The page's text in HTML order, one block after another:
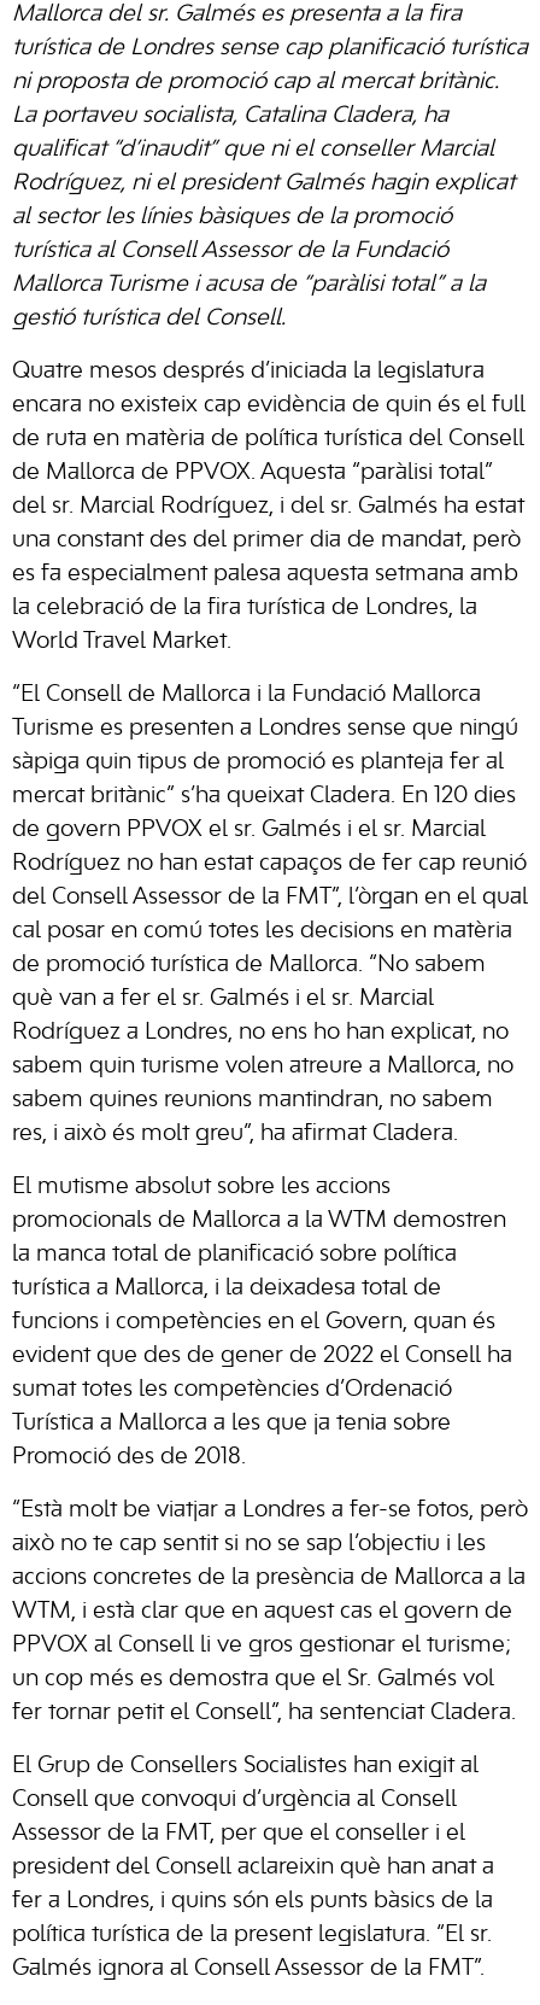
Mallorca del sr. Galmés es presenta a la fira
turística de Londres sense cap planificació turística
ni proposta de promoció cap al mercat britànic.
La portaveu socialista, Catalina Cladera, ha
qualificat “d’inaudit” que ni el conseller Marcial
Rodríguez, ni el president Galmés hagin explicat
al sector les línies bàsiques de la promoció
turística al Consell Assessor de la Fundació
Mallorca Turisme i acusa de “paràlisi total” a la
gestió turística del Consell.
Quatre mesos després d’iniciada la legislatura
encara no existeix cap evidència de quin és el full
de ruta en matèria de política turística del Consell
de Mallorca de PPVOX. Aquesta “paràlisi total”
del sr. Marcial Rodríguez, i del sr. Galmés ha estat
una constant des del primer dia de mandat, però
es fa especialment palesa aquesta setmana amb
la celebració de la fira turística de Londres, la
World Travel Market.
“El Consell de Mallorca i la Fundació Mallorca
Turisme es presenten a Londres sense que ningú
sàpiga quin tipus de promoció es planteja fer al
mercat britànic” s’ha queixat Cladera. En 120 dies
de govern PPVOX el sr. Galmés i el sr. Marcial
Rodríguez no han estat capaços de fer cap reunió
del Consell Assessor de la FMT”, l’òrgan en el qual
cal posar en comú totes les decisions en matèria
de promoció turística de Mallorca. “No sabem
què van a fer el sr. Galmés i el sr. Marcial
Rodríguez a Londres, no ens ho han explicat, no
sabem quin turisme volen atreure a Mallorca, no
sabem quines reunions mantindran, no sabem
res, i això és molt greu”, ha afirmat Cladera.
El mutisme absolut sobre les accions
promocionals de Mallorca a la WTM demostren
la manca total de planificació sobre política
turística a Mallorca, i la deixadesa total de
funcions i competències en el Govern, quan és
evident que des de gener de 2022 el Consell ha
sumat totes les competències d’Ordenació
Turística a Mallorca a les que ja tenia sobre
Promoció des de 2018.
“Està molt be viatjar a Londres a fer-se fotos, però
això no te cap sentit si no se sap l’objectiu i les
accions concretes de la presència de Mallorca a la
WTM, i està clar que en aquest cas el govern de
PPVOX al Consell li ve gros gestionar el turisme;
un cop més es demostra que el Sr. Galmés vol
fer tornar petit el Consell”, ha sentenciat Cladera.
El Grup de Consellers Socialistes han exigit al
Consell que convoqui d’urgència al Consell
Assessor de la FMT, per que el conseller i el
president del Consell aclareixin què han anat a
fer a Londres, i quins són els punts bàsics de la
política turística de la present legislatura. “El sr.
Galmés ignora al Consell Assessor de la FMT”.